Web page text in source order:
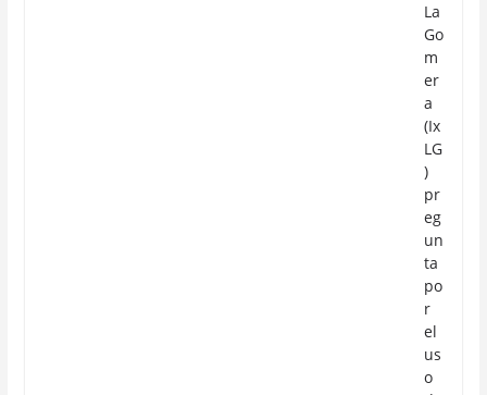
La
Go
m
er
a
(Ix
LG
)
pr
eg
un
ta
po
r
el
us
o